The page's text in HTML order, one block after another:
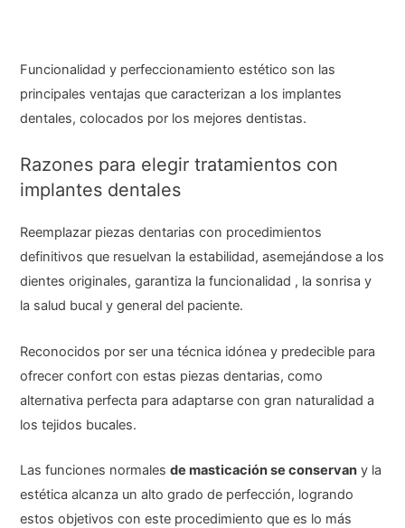
Funcionalidad y perfeccionamiento estético son las
principales ventajas que caracterizan a los implantes
dentales, colocados por los mejores dentistas.
Razones para elegir tratamientos con
implantes dentales
Reemplazar piezas dentarias con procedimientos
definitivos que resuelvan la estabilidad, asemejándose a los
dientes originales, garantiza la funcionalidad , la sonrisa y
la salud bucal y general del paciente.
Reconocidos por ser una técnica idónea y predecible para
ofrecer confort con estas piezas dentarias, como
alternativa perfecta para adaptarse con gran naturalidad a
los tejidos bucales.
Las funciones normalesde masticación se conservan y la
estética alcanza un alto grado de perfección, logrando
estos objetivos con este procedimiento que es lo más